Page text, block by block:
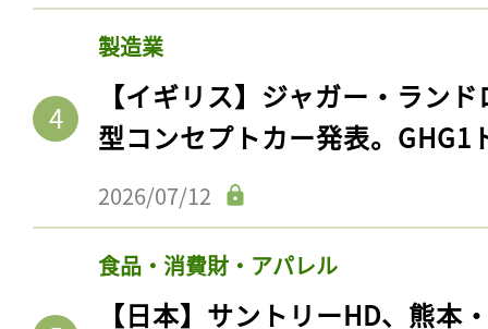
製造業
【イギリス】ジャガー・ラン
型コンセプトカー発表。GHG1
2026/07/12
食品・消費財・アパレル
【日本】サントリーHD、熊本